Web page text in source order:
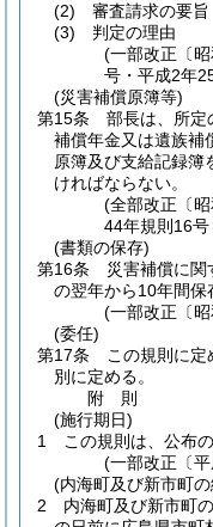
(2)
審査請求の要旨
(3)
判定の理由
(一部改正〔
号・平成2年
(災害補償原簿等)
第15条
部長は、所定
補償年金又は遺族補
原簿及び支給記録簿
ければならない。
(全部改正〔
44年規則16
(書類の保存)
第16条
災害補償に
の翌年から10年間保
(一部改正〔
(委任)
第17条
この規則に
別に定める。
附 則
(施行期日)
1
この規則は、公布
(一部改正〔
(内海町及び新市町
2
内海町及び新市町